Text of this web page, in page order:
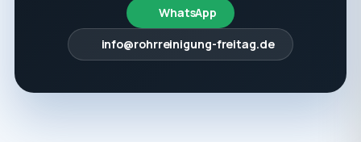
WhatsApp
info@rohrreinigung-freitag.de